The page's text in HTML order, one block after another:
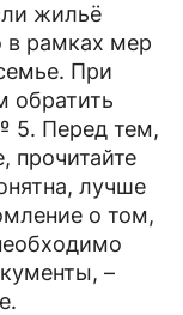
жильё
в рамках мер
При
обратить
5. Перед тем,
прочитайте
лучше
о том,
–